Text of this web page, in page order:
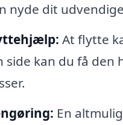
nyde dit
At flytte
side kan du få
En